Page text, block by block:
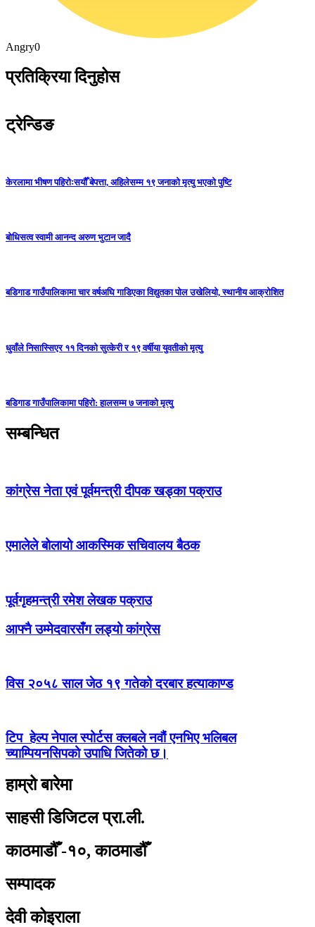
Angry0
प्रतिक्रिया दिनुहोस
ट्रेन्डिङ
केरलामा भीषण पहिरोःसयौँ बेपत्ता, अहिलेसम्म १९ जनाको मृत्यु भएको पुष्टि
बोधिसत्व स्वामी आनन्द अरुण भुटान जादै
बडिगाड गाउँपालिकामा चार वर्षअघि गाडिएका विद्युतका पोल उखेलियो, स्थानीय आक्रोशित
धुवाँले निसास्सिएर ११ दिनको सुत्केरी र १९ वर्षीया युवतीको मृत्यु
बडिगाड गाउँपालिकामा पहिरो: हालसम्म ७ जनाको मृत्यु
सम्बन्धित
कांग्रेस नेता एवं पूर्वमन्त्री दीपक खड्का पक्राउ
एमालेले बोलायो आकस्मिक सचिवालय बैठक
पूर्वगृहमन्त्री रमेश लेखक पक्राउ
आफ्नै उम्मेदवारसँग लड्यो कांग्रेस
विस २०५८ साल जेठ १९ गतेको दरबार हत्याकाण्ड
टिप हेल्प नेपाल स्पोर्टस क्लबले नवौं एनभिए भलिबल
च्याम्पियनसिपको उपाधि जितेको छ।
हाम्रो बारेमा
साहसी डिजिटल प्रा.ली.
काठमाडौँ -१०, काठमाडौँ
सम्पादक
देवी कोइराला